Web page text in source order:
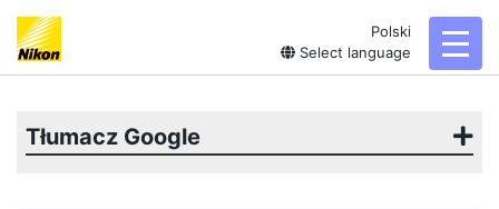
Polski
Select language
Tłumacz Google